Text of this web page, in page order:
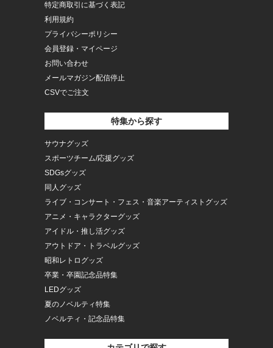
特定商取引に基づく表記
利用規約
プライバシーポリシー
会員登録・マイページ
お問い合わせ
メールマガジン配信停止
CSVでご注文
特集から探す
サウナグッズ
スポーツチーム/応援グッズ
SDGsグッズ
同人グッズ
ライブ・コンサート・フェス・音楽アーティストグッズ
アニメ・キャラクターグッズ
アイドル・推し活グッズ
アウトドア・トラベルグッズ
昭和レトログッズ
卒業・卒園記念品特集
LEDグッズ
夏のノベルティ特集
ノベルティ・記念品特集